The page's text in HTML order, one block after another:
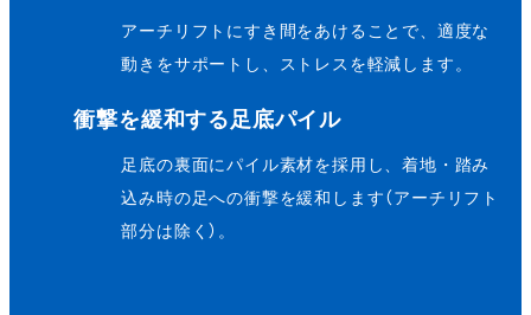
アーチリフトにすき間をあけることで、適度な
動きをサポートし、ストレスを軽減します。
衝撃を緩和する足底パイル
足底の裏面にパイル素材を採用し、着地・踏み
込み時の足への衝撃を緩和します（アーチリフト
部分は除く）。